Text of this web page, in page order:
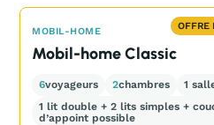
OFFRE
MOBIL-HOME
Mobil-home Classic
6voyageurs 2chambres
1
1 lit double + 2 lits simples +
d’appoint possible